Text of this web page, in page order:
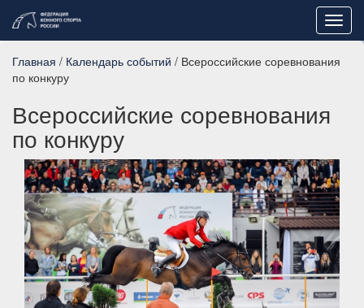
Главная / Календарь событий / Всероссийские соревнования
по конкуру
Всероссийские соревнования
по конкуру